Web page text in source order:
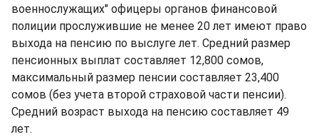
военнослужащих" офицеры органов финансовой
полиции прослужившие не менее 20 лет имеют право
выхода на пенсию по выслуге лет. Средний размер
пенсионных выплат составляет 12,800 сомов,
максимальный размер пенсии составляет 23,400
сомов (без учета второй страховой части пенсии).
Средний возраст выхода на пенсию составляет 49
лет.